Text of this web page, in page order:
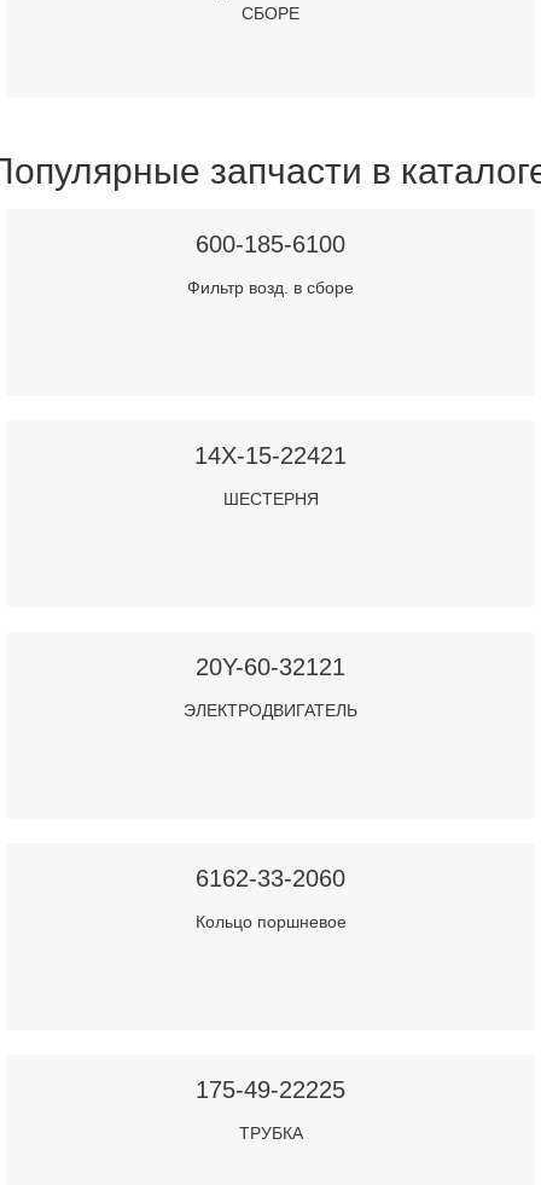
СБОРЕ
запчасти в
600-185-6100
Фильтр возд. в сборе
14X-15-22421
ШЕСТЕРНЯ
20Y-60-32121
ЭЛЕКТРОДВИГАТЕЛЬ
6162-33-2060
Кольцо поршневое
175-49-22225
ТРУБКА